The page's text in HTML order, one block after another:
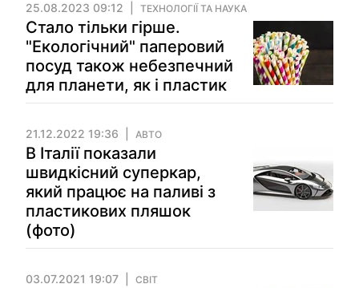
25.08.2023 09:12 ТЕХНОЛОГІЇ ТА НАУКА
Стало тільки гірше.
"Екологічний" паперовий
посуд також небезпечний
для планети, як і пластик
21.12.2022 19:36 АВТО
В Італії показали
швидкісний суперкар,
який працює на паливі з
пластикових пляшок
(фото)
03.07.2021 19:07 СВІТ